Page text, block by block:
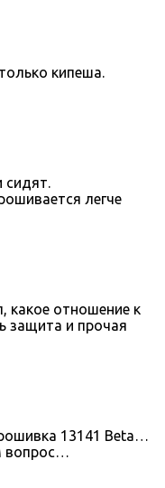
кипеша.
сидят.
легче
какое отношение к
защита и прочая
13141 Beta…
вопрос…